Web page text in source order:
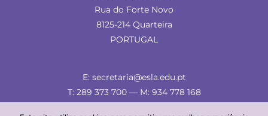
Rua do Forte Novo
8125-214 Quarteira
PORTUGAL
E: secretaria@esla.edu.pt
T: 289 373 700 — M: 934 778 168